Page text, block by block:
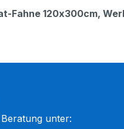
Fahne 120x300cm,
unter: